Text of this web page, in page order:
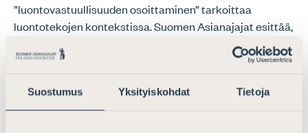
Suostumus Yksityiskohdat Tietoja
”luontovastuullisuuden osoittaminen” tarkoittaa
luontotekojen kontekstissa. Suomen Asianajajat esittää,
että säädöksiin lisättäisiin täsmälliset edellytykset sille,
miten luontotekoa voidaan ”käyttää”, sekä velvoite
tärkeää huomioiden ehdotetun luonnonsuojelulain 106
§:n 2 momentin 3) kohdan mukaisen luontoteon ”käytön”